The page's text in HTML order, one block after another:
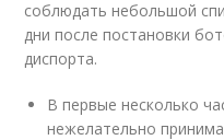
соблюдать небольшой
дни после постановки
диспорта.
В первые несколько
нежелательно